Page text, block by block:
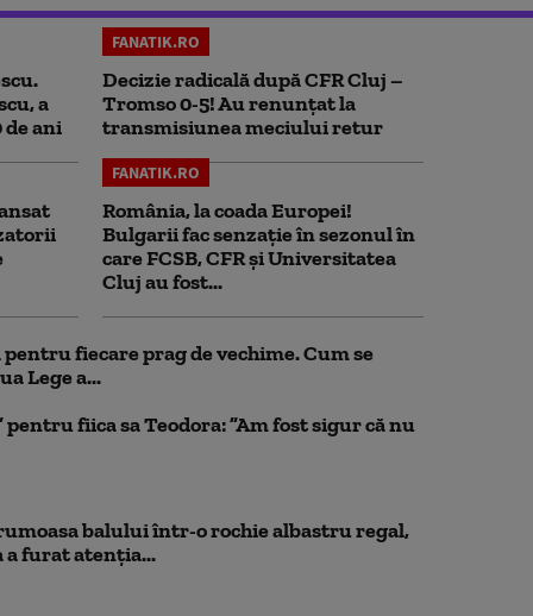
a
ani
FANATIK.RO
Decizie radicală după CFR Cluj –
Tromso 0-5! Au renunțat la
transmisiunea meciului retur
FANATIK.RO
România, la coada Europei!
Bulgarii fac senzație în sezonul în
care FCSB, CFR și Universitatea
Cluj au fost...
fiecare prag de vechime. Cum se
Lege a...
fiica sa Teodora: ”Am fost sigur că nu
balului într-o rochie albastru regal,
a furat atenția...